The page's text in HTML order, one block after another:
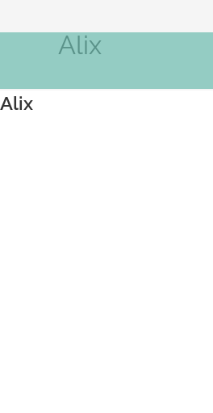
Alix
Alix